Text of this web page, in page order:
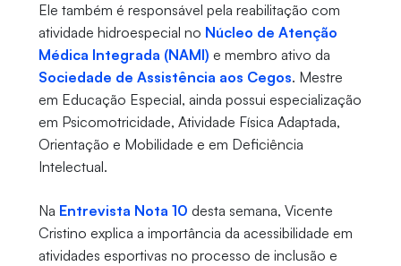
Ele também é responsável pela reabilitação com
atividade hidroespecial no Núcleo de Atenção
Médica Integrada (NAMI) e membro ativo da
Sociedade de Assistência aos Cegos. Mestre
em Educação Especial, ainda possui especialização
em Psicomotricidade, Atividade Física Adaptada,
Orientação e Mobilidade e em Deficiência
Intelectual.
Na Entrevista Nota 10 desta semana, Vicente
Cristino explica a importância da acessibilidade em
atividades esportivas no processo de inclusão e